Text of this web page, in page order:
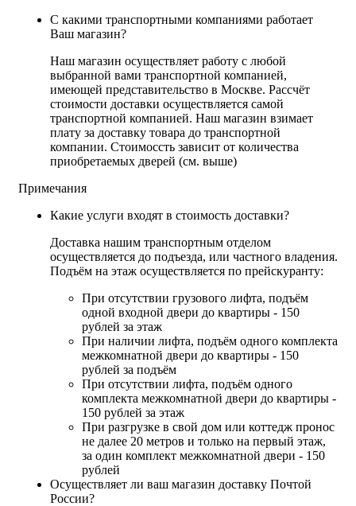
С какими транспортными компаниями работает
Ваш магазин?
Наш магазин осуществляет работу с любой
выбранной вами транспортной компанией,
имеющей представительство в Москве. Рассчёт
стоимости доставки осуществляется самой
транспортной компанией. Наш магазин взимает
плату за доставку товара до транспортной
компании. Стоимоссть зависит от количества
приобретаемых дверей (см. выше)
Примечания
Какие услуги входят в стоимость доставки?
Доставка нашим транспортным отделом
осуществляется до подъезда, или частного владения.
Подъём на этаж осуществляется по прейскуранту:
При отсутствии грузового лифта, подъём
одной входной двери до квартиры - 150
рублей за этаж
При наличии лифта, подъём одного комплекта
межкомнатной двери до квартиры - 150
рублей за подъём
При отсутствии лифта, подъём одного
комплекта межкомнатной двери до квартиры -
150 рублей за этаж
При разгрузке в свой дом или коттедж пронос
не далее 20 метров и только на первый этаж,
за один комплект межкомнатной двери - 150
рублей
Осуществляет ли ваш магазин доставку Почтой
России?